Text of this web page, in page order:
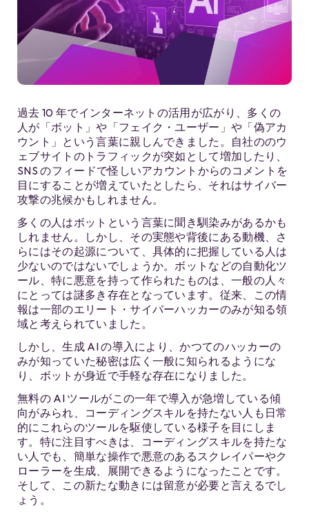
過去 10 年でインターネットの活用が広がり、多くの
人が「ボット」や「フェイク・ユーザー」や「偽アカ
ウント」という言葉に親しんできました。自社ののウ
ェブサイトのトラフィックが突如として増加したり、
SNS のフィードで怪しいアカウントからのコメントを
目にすることが増えていたとしたら、それはサイバー
攻撃の兆候かもしれません。
多くの人はボットという言葉に聞き馴染みがあるかも
しれません。しかし、その実態や背後にある動機、さ
らにはその起源について、具体的に把握している人は
少ないのではないでしょうか。ボットなどの自動化ツ
ール、特に悪意を持って作られたものは、一般の人々
にとっては謎多き存在となっています。従来、この情
報は一部のエリート・サイバーハッカーのみが知る領
域と考えられていました。
しかし、生成 AI の導入により、かつてのハッカーの
みが知っていた秘密は広く一般に知られるようにな
り、ボットが身近で手軽な存在になりました。
無料の AI ツールがこの一年で導入が急増している傾
向がみられ、コーディングスキルを持たない人も日常
的にこれらのツールを駆使している様子を目にしま
す。特に注目すべきは、コーディングスキルを持たな
い人でも、簡単な操作で悪意のあるスクレイパーやク
ローラーを生成、展開できるようになったことです。
そして、この新たな動きには留意が必要と言えるでし
ょう。